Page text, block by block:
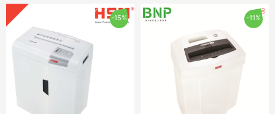
-15% -11%